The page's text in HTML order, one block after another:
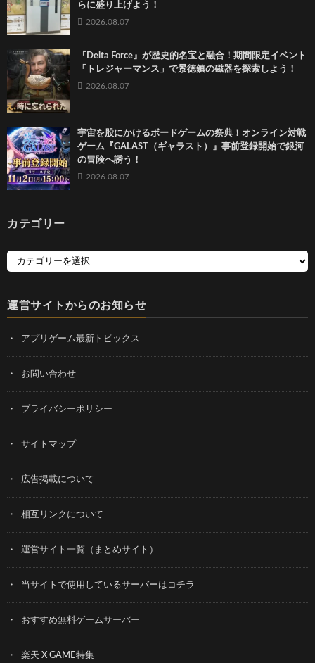
らに盛り上げよう！
2026.08.07
『Delta Force』が歴史的名宝と融合！期間限定イベント
「トレジャーマンス」で景徳鎮の磁器を探索しよう！
2026.08.07
宇宙を股にかけるボードゲームの祭典！オンライン対戦
ゲーム『GALAST（ギャラスト）』事前登録開始で銀河
の冒険へ誘う！
2026.08.07
カテゴリー
運営サイトからのお知らせ
アプリゲーム最新トピックス
お問い合わせ
プライバシーポリシー
サイトマップ
広告掲載について
相互リンクについて
運営サイト一覧（まとめサイト）
当サイトで使用しているサーバーはコチラ
おすすめ無料ゲームサーバー
楽天 X GAME特集